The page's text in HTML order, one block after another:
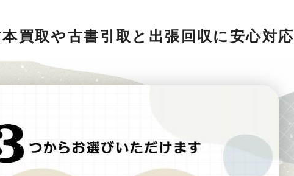
買取や古書引取と出張回収に安心対応